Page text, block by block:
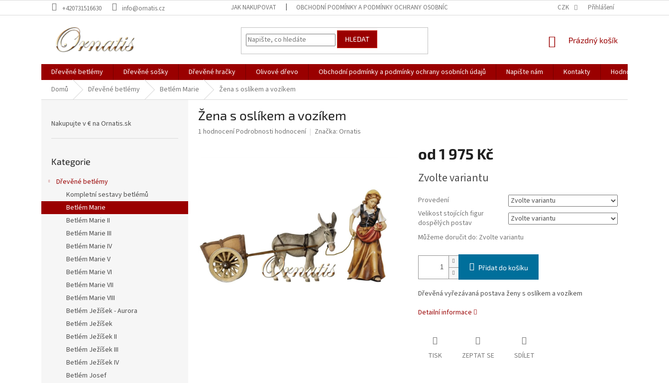
na
+420731516630 info@ornatis.cz JAK NAKUPOVAT OBCHODNÍ PODMÍNKY A PODMÍNKY OCHRANY OSOBNÍCH ÚDAJŮ CZK Přihlášení
HLEDAT
NÁKUPNÍ
Prázdný košík
Dřevěné betlémy Dřevěné sošky Dřevěné hračky Olivové dřevo Obchodní podmínky a podmínky ochrany osobních údajů Napište nám Kontakty
Hodnocení
Domů
Dřevěné betlémy Betlém Marie Žena s oslíkem a vozíkem
p
a
Nakupujte v € na Ornatis.sk
kategorie
Kategorie
Dřevěné betlémy
Kompletní sestavy betlémů
Betlém Marie
Betlém Marie II
Betlém Marie III
Betlém Marie IV
Betlém Marie V
Betlém Marie VI
Betlém Marie VII
Betlém Marie VIII
Betlém Ježíšek - Aurora
Betlém Ježíšek
Betlém Ježíšek II
Betlém Ježíšek III
Betlém Ježíšek IV
Betlém Josef
Žena s oslíkem a vozíkem
Průměrné
1 hodnoceníPodrobnosti hodnocení Značka: Ornatis
od 1 975 Kč
cena:
Zvolte variantu
Provedení
Velikost stojících figur
dospělých postav
Můžeme doručit do: Zvolte variantu
Přidat do košíku
Dřevěná vyřezávaná postava ženy s oslíkem a vozíkem
Detailní informace
TISK ZEPTAT SE SDÍLET